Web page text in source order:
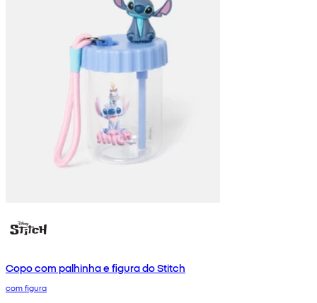
Copo com palhinha e figura do Stitch
com figura